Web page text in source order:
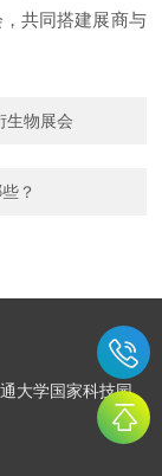
共同搭建展商与
生物展会
？
大学国家科技园